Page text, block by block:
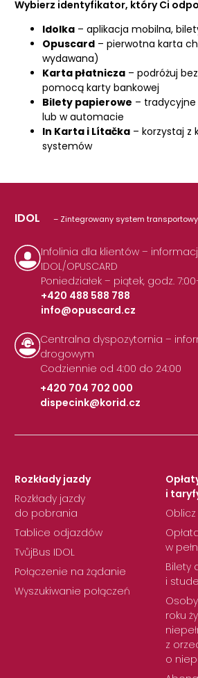
Wybierz identyfikator, który Ci
Idolka – aplikacja mobilna,
Opuscard – pierwotna karta
wydawana)
Karta płatnicza – podróżuj
pomocą karty bankowej
Bilety papierowe –
lub w automacie
In Karta i Lítačka – korzystaj z
systemów
IDOL – Zintegrowany system
Infolinia dla klientów –
IDOL/OPUSCARD
Poniedziałek – piątek, godz.
+420 488 588 788
|
info@opuscard.cz
Centralna dyspozytornia –
drogowym
Codziennie od 4:00 do 24:00
+420 704 702 000
|
dispecink@korid.cz
Rozkłady jazdy
Rozkłady jazdy
do pobrania
Tablice odjazdów
TvůjBus IDOL
Połączenie na żądanie
Wyszukiwanie połączeń
i
w
Bilety
i
roku
z
o